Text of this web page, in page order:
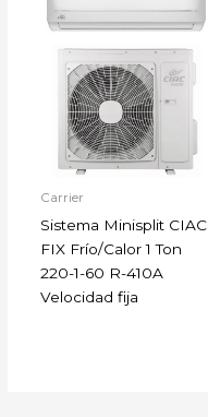
Carrier
Sistema Minisplit CIAC
FIX Frío/Calor 1 Ton
220-1-60 R-410A
Velocidad fija